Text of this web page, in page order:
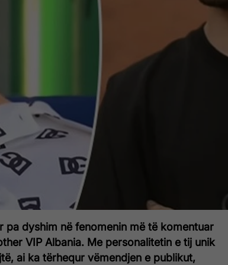
pa dyshim në fenomenin më të komentuar
VIP Albania. Me personalitetin e tij unik
ai ka tërhequr vëmendjen e publikut,